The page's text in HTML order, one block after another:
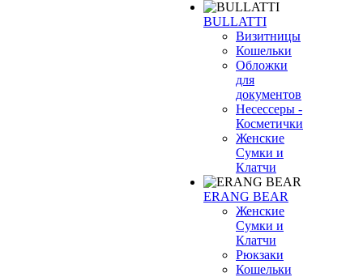
BULLATTI
Визитницы
Кошельки
Обложки
для
документов
Несессеры -
Косметички
Женские
Сумки и
Клатчи
ERANG BEAR
Женские
Сумки и
Клатчи
Рюкзаки
Кошельки